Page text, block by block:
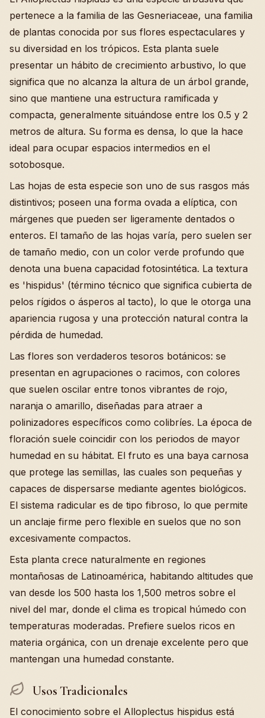
pertenece a la familia de las Gesneriaceae, una familia
de plantas conocida por sus flores espectaculares y
su diversidad en los trópicos. Esta planta suele
presentar un hábito de crecimiento arbustivo, lo que
significa que no alcanza la altura de un árbol grande,
sino que mantiene una estructura ramificada y
compacta, generalmente situándose entre los 0.5 y 2
metros de altura. Su forma es densa, lo que la hace
ideal para ocupar espacios intermedios en el
sotobosque.
Las hojas de esta especie son uno de sus rasgos más
distintivos; poseen una forma ovada a elíptica, con
márgenes que pueden ser ligeramente dentados o
enteros. El tamaño de las hojas varía, pero suelen ser
de tamaño medio, con un color verde profundo que
denota una buena capacidad fotosintética. La textura
es 'hispidus' (término técnico que significa cubierta de
pelos rígidos o ásperos al tacto), lo que le otorga una
apariencia rugosa y una protección natural contra la
pérdida de humedad.
Las flores son verdaderos tesoros botánicos: se
presentan en agrupaciones o racimos, con colores
que suelen oscilar entre tonos vibrantes de rojo,
naranja o amarillo, diseñadas para atraer a
polinizadores específicos como colibríes. La época de
floración suele coincidir con los periodos de mayor
humedad en su hábitat. El fruto es una baya carnosa
que protege las semillas, las cuales son pequeñas y
capaces de dispersarse mediante agentes biológicos.
El sistema radicular es de tipo fibroso, lo que permite
un anclaje firme pero flexible en suelos que no son
excesivamente compactos.
Esta planta crece naturalmente en regiones
montañosas de Latinoamérica, habitando altitudes que
van desde los 500 hasta los 1,500 metros sobre el
nivel del mar, donde el clima es tropical húmedo con
temperaturas moderadas. Prefiere suelos ricos en
materia orgánica, con un drenaje excelente pero que
mantengan una humedad constante.
Usos Tradicionales
El conocimiento sobre el Alloplectus hispidus está